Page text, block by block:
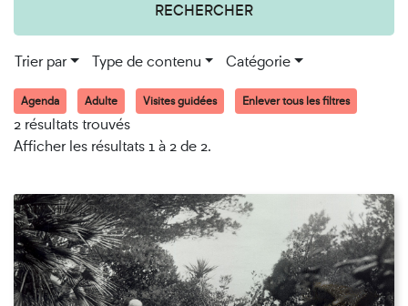
RECHERCHER
Trier par Type de contenu Catégorie
Agenda Adulte Visites guidées Enlever tous les filtres
2 résultats trouvés
Afficher les résultats 1 à 2 de 2.